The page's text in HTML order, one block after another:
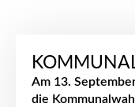
Am 13.
die